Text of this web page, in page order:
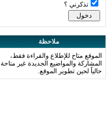
تذكرني ؟
ملاحظة
الموقع متاح للإطلاع والقراءة فقط،
المشاركة والمواضيع الجديدة غير متاحة
حالياً لحين تطوير الموقع.